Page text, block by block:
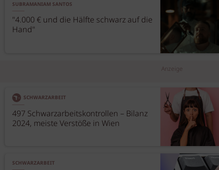
SUBRAMANIAM SANTOS
"4.000 € und die Hälfte schwarz auf die
Hand"
Anzeige
SCHWARZARBEIT
497 Schwarzarbeitskontrollen – Bilanz
2024, meiste Verstöße in Wien
SCHWARZARBEIT